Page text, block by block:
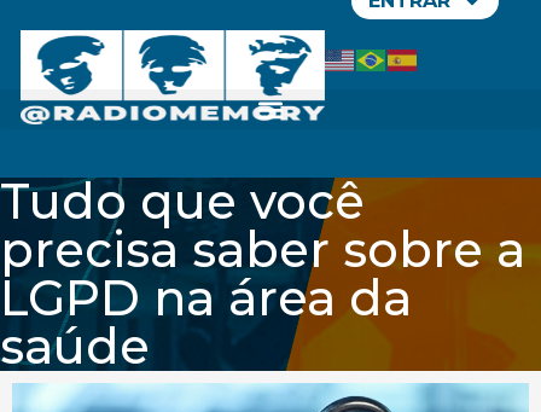
Tudo que você
precisa saber sobre a
LGPD na área da
saúde